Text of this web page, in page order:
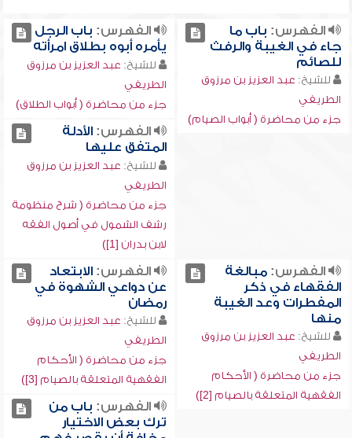
الفهرس: باب ما
جاء في الغيبة والرفث
للصائم
للشيخ: عبد العزيز بن مرزوق
الطريفي
جزء من محاضرة ( أبواب الصيام)
الفهرس: باب الرجل
يأمره أبوه بطلاق امرأته
للشيخ: عبد العزيز بن مرزوق
الطريفي
جزء من محاضرة ( أبواب الطلاق)
الفهرس:الأدلة
المتفق عليها
للشيخ: عبد العزيز بن مرزوق
الطريفي
جزء من محاضرة ( شرح منظومة
رشف الشمول في أصول الفقه
لابن بدران [1])
الفهرس:مبالغة
الفقهاء في ذكر
المفطرات وعد الغيبة
منها
للشيخ: عبد العزيز بن مرزوق
الطريفي
جزء من محاضرة ( الأحكام
الفقهية المتعلقة بالصيام [2])
الفهرس:الابتعاد
عن دواعي الشهوة في
رمضان
للشيخ: عبد العزيز بن مرزوق
الطريفي
جزء من محاضرة ( الأحكام
الفقهية المتعلقة بالصيام [3])
الفهرس: باب من
ترك بعض الاختيار